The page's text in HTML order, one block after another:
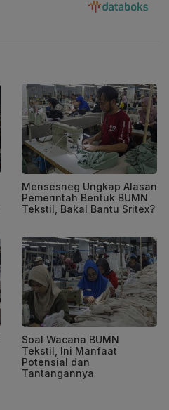
Mensesneg Ungkap Alasan
Pemerintah Bentuk BUMN
Tekstil, Bakal Bantu Sritex?
Soal Wacana BUMN
Tekstil, Ini Manfaat
Potensial dan
Tantangannya